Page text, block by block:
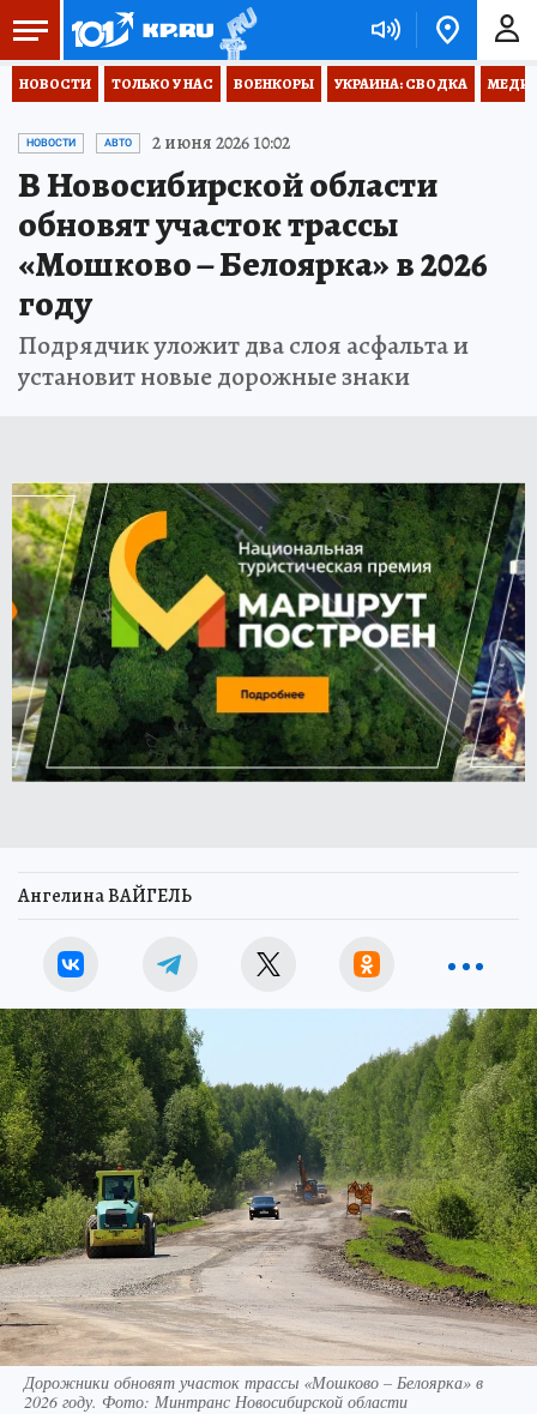
НОВОСТИ ТОЛЬКО У НАС ВОЕНКОРЫ УКРАИНА: СВОДКА
НОВОСТИ АВТО 2 июня 2026 10:02
В Новосибирской области
обновят участок трассы
«Мошково – Белоярка» в 2026
году
Подрядчик уложит два слоя асфальта и
установит новые дорожные знаки
Ангелина ВАЙГЕЛЬ
Дорожники обновят участок трассы «Мошково – Белоярка» в
2026 году. Фото: Минтранс Новосибирской области